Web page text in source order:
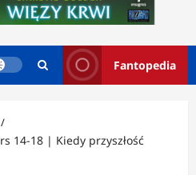
Fantopedia
14-18 | Kiedy przyszłość